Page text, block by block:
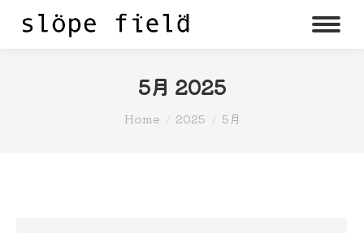
5月 2025
You are here:
Home 2025 5月